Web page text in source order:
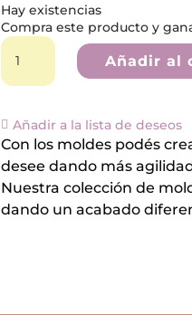
Hay existencias
Compra este producto y
*Mascota
en
Potencia*
Añadir al
Añadir a la lista de deseos
Con los moldes podés
desee dando más
Nuestra colección de
dando un acabado